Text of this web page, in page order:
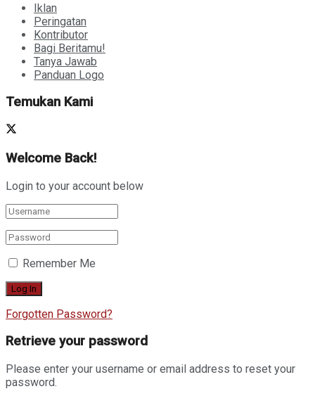
Iklan
Peringatan
Kontributor
Bagi Beritamu!
Tanya Jawab
Panduan Logo
Temukan Kami
Welcome Back!
Login to your account below
Remember Me
Forgotten Password?
Retrieve your password
Please enter your username or email address to reset your
password.